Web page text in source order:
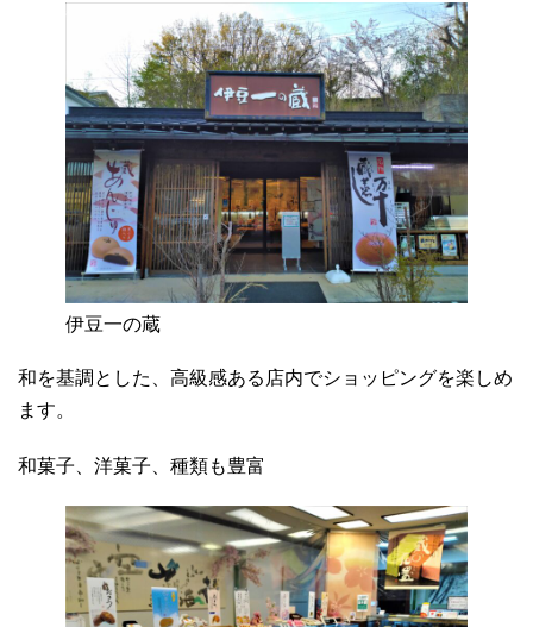
伊豆一の蔵
和を基調とした、高級感ある店内でショッピングを楽しめ
ます。
和菓子、洋菓子、種類も豊富